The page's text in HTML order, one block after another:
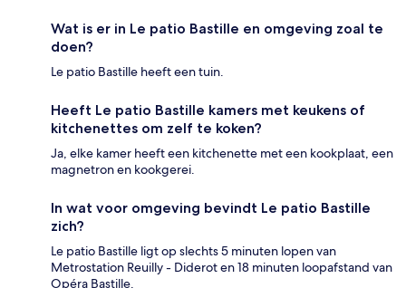
Wat is er in Le patio Bastille en omgeving zoal te
doen?
Le patio Bastille heeft een tuin.
Heeft Le patio Bastille kamers met keukens of
kitchenettes om zelf te koken?
Ja, elke kamer heeft een kitchenette met een kookplaat, een
magnetron en kookgerei.
In wat voor omgeving bevindt Le patio Bastille
zich?
Le patio Bastille ligt op slechts 5 minuten lopen van
Metrostation Reuilly - Diderot en 18 minuten loopafstand van
Opéra Bastille.